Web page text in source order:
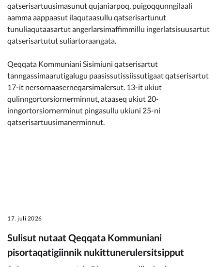
qatserisartuusimasunut qujaniarpoq, puigoqqunngilaali
aamma aappaasut ilaqutaasullu qatserisartunut
tunuliaqutaasartut angerlarsimaffimmillu ingerlatsisuusartut
qatserisartutut suliartoraangata.
Qeqqata Kommuniani Sisimiuni qatserisartut
tanngassimaarutigalugu paasissutissiissutigaat qatserisartut
17-it nersornaaserneqarsimalersut. 13-it ukiut
qulinngortorsiornerminnut, ataaseq ukiut 20-
inngortorsiornerminut pingasullu ukiuni 25-ni
qatserisartuusimanerminnut.
17. juli 2026
Sulisut nutaat Qeqqata Kommuniani
pisortaqatigiinnik nukittunerulersitsipput